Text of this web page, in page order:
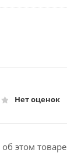
Нет оценок
этом товаре